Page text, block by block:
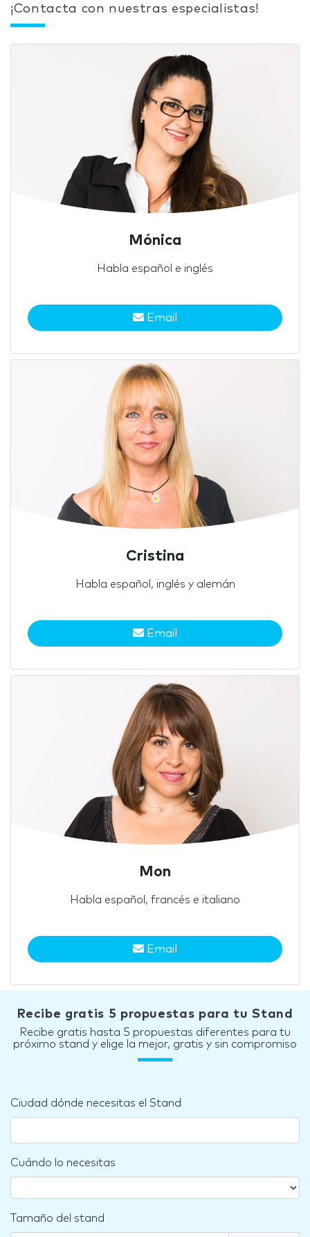
¡Contacta con nuestras especialistas!
Mónica
Habla español e inglés
Email
Cristina
Habla español, inglés y alemán
Email
Mon
Habla español, francés e italiano
Email
Recibe gratis 5 propuestas para tu Stand
Recibe gratis hasta 5 propuestas diferentes para tu
próximo stand y elige la mejor, gratis y sin compromiso
Ciudad dónde necesitas el Stand
Cuándo lo necesitas
Tamaño del stand